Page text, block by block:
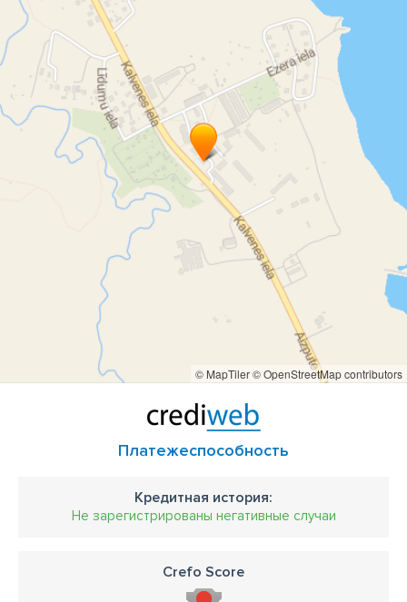
© MapTiler© OpenStreetMap contributors
Платежеспособность
Кредитная история:
Не зарегистрированы негативные случаи
Crefo Score